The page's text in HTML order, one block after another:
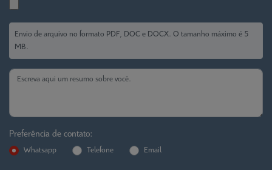
Envio de arquivo no formato PDF, DOC e DOCX. O tamanho máximo é 5
MB.
Preferência de contato:
Whatsapp Telefone Email